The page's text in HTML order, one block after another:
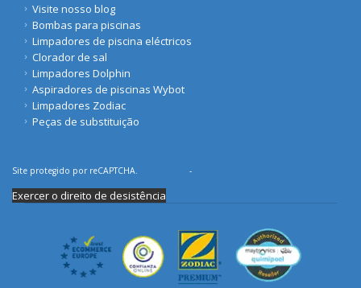
Visite nosso blog
Bombas para piscinas
Limpadores de piscina eléctricos
Clorador de sal
Limpadores Dolphin
Aspiradores de piscinas Wybot
Limpadores Zodiac
Peças de substituição
Site protegido por reCAPTCHA. -
Exercer o direito de desistência